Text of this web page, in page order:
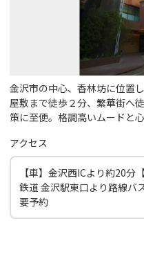
金沢市の中心、香林坊に位置
屋敷まで徒歩２分、繁華街へ
策に至便。格調高いムードと
アクセス
【車】金沢西ICより約20分
鉄道 金沢駅東口より路線バ
要予約